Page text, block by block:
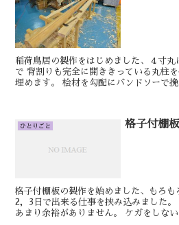
稲荷鳥居の製作をはじめました、４寸
で 背割りも完全に開ききっている丸柱
埋めます。 桧材を勾配にバンドソーで
ひとりごと 格子付棚
格子付棚板の製作を始めました、もろ
2，3日で出来る仕事を挟み込みました
あまり余裕がありません。 ケガをしな